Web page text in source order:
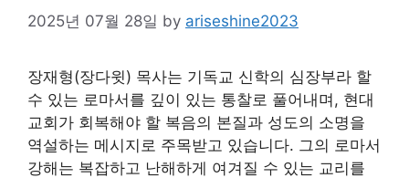
2025년 07월 28일 by ariseshine2023
장재형(장다윗) 목사는 기독교 신학의 심장부라 할
수 있는 로마서를 깊이 있는 통찰로 풀어내며, 현대
교회가 회복해야 할 복음의 본질과 성도의 소명을
역설하는 메시지로 주목받고 있습니다. 그의 로마서
강해는 복잡하고 난해하게 여겨질 수 있는 교리를